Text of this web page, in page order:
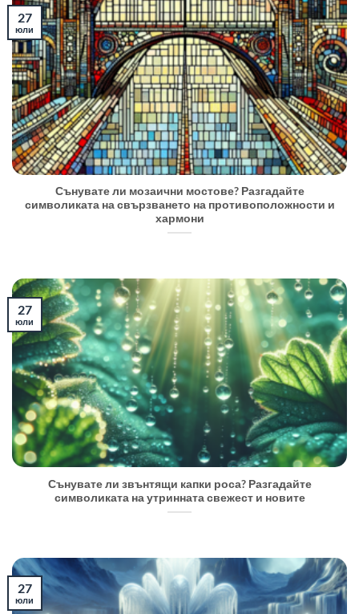
Сънувате ли мозаични мостове? Разгадайте
символиката на свързването на противоположности и
хармони
27
юли
Сънувате ли звънтящи капки роса? Разгадайте
символиката на утринната свежест и новите
27
юли
27
юли